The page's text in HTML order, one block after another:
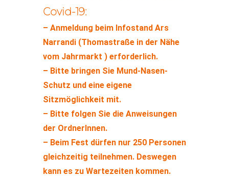
Covid-19:
– Anmeldung beim Infostand Ars
Narrandi (Thomastraße in der Nähe
vom Jahrmarkt ) erforderlich.
– Bitte bringen Sie Mund-Nasen-
Schutz und eine eigene
Sitzmöglichkeit mit.
– Bitte folgen Sie die Anweisungen
der OrdnerInnen.
– Beim Fest dürfen nur 250 Personen
gleichzeitig teilnehmen. Deswegen
kann es zu Wartezeiten kommen.